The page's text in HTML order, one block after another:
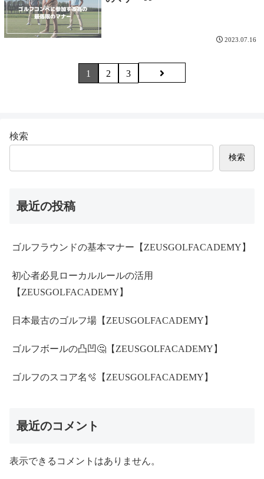
2023.07.16
1 2 3
次
検索
検索
最近の投稿
ゴルフラウンドの基本マナー【ZEUSGOLFACADEMY】
初心者必見ローカルルールの活用
【ZEUSGOLFACADEMY】
日本最古のゴルフ場【ZEUSGOLFACADEMY】
ゴルフボールの凸凹🤔【ZEUSGOLFACADEMY】
ゴルフのスコア名🫧【ZEUSGOLFACADEMY】
最近のコメント
表示できるコメントはありません。